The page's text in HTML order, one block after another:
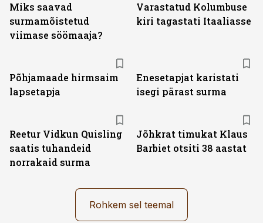
Miks saavad
surmamõistetud
viimase söömaaja?
Varastatud Kolumbuse
kiri tagastati Itaaliasse
Põhjamaade hirmsaim
lapsetapja
Enesetapjat karistati
isegi pärast surma
Reetur Vidkun Quisling
saatis tuhandeid
norrakaid surma
Jõhkrat timukat Klaus
Barbiet otsiti 38 aastat
Rohkem sel teemal